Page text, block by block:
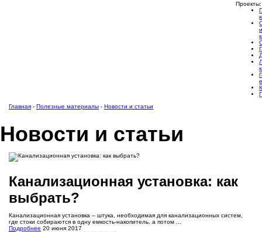
Проекты:
Главная - Полезные материалы - Новости и статьи
Новости и статьи
Канализационная установка: как
выбрать?
Канализационная установка – штука, необходимая для канализационных систем,
где стоки собираются в одну емкость-накопитель, а потом ...
Подробнее 20 июня 2017